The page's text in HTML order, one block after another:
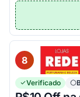
8
Verificado